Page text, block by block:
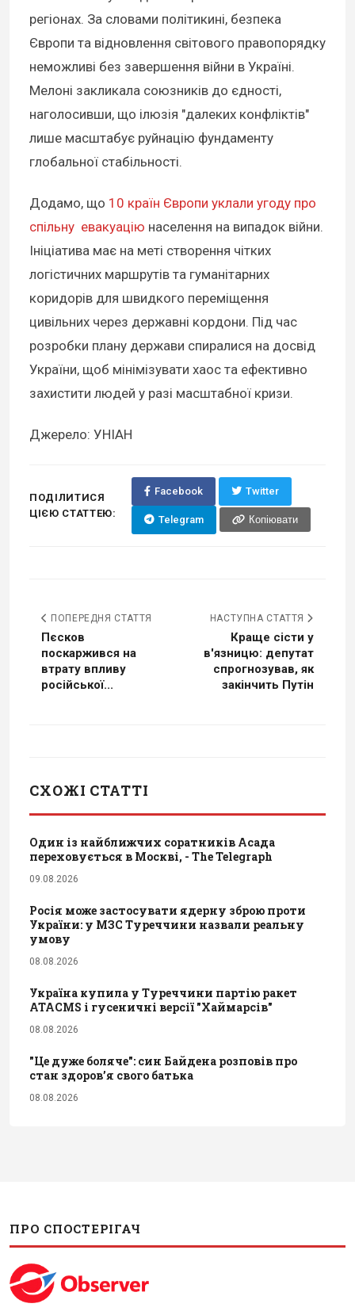
регіонах. За словами політикині, безпека
Європи та відновлення світового правопорядку
неможливі без завершення війни в Україні.
Мелоні закликала союзників до єдності,
наголосивши, що ілюзія "далеких конфліктів"
лише масштабує руйнацію фундаменту
глобальної стабільності.
Додамо, що 10 країн Європи уклали угоду про
спільну евакуацію населення на випадок війни.
Ініціатива має на меті створення чітких
логістичних маршрутів та гуманітарних
коридорів для швидкого переміщення
цивільних через державні кордони. Під час
розробки плану держави спиралися на досвід
України, щоб мінімізувати хаос та ефективно
захистити людей у разі масштабної кризи.
Джерело: УНІАН
ПОДІЛИТИСЯ
ЦІЄЮ СТАТТЕЮ:
Facebook Twitter
Telegram Копіювати
ПОПЕРЕДНЯ СТАТТЯ
Пєсков
поскаржився на
втрату впливу
російської...
НАСТУПНА СТАТТЯ
Краще сісти у
в'язницю: депутат
спрогнозував, як
закінчить Путін
СХОЖІ СТАТТІ
Один із найближчих соратників Асада
переховується в Москві, - The Telegraph
09.08.2026
Росія може застосувати ядерну зброю проти
України: у МЗС Туреччини назвали реальну
умову
08.08.2026
Україна купила у Туреччини партію ракет
ATACMS і гусеничні версії "Хаймарсів"
08.08.2026
"Це дуже боляче": син Байдена розповів про
стан здоров’я свого батька
08.08.2026
ПРО СПОСТЕРІГАЧ